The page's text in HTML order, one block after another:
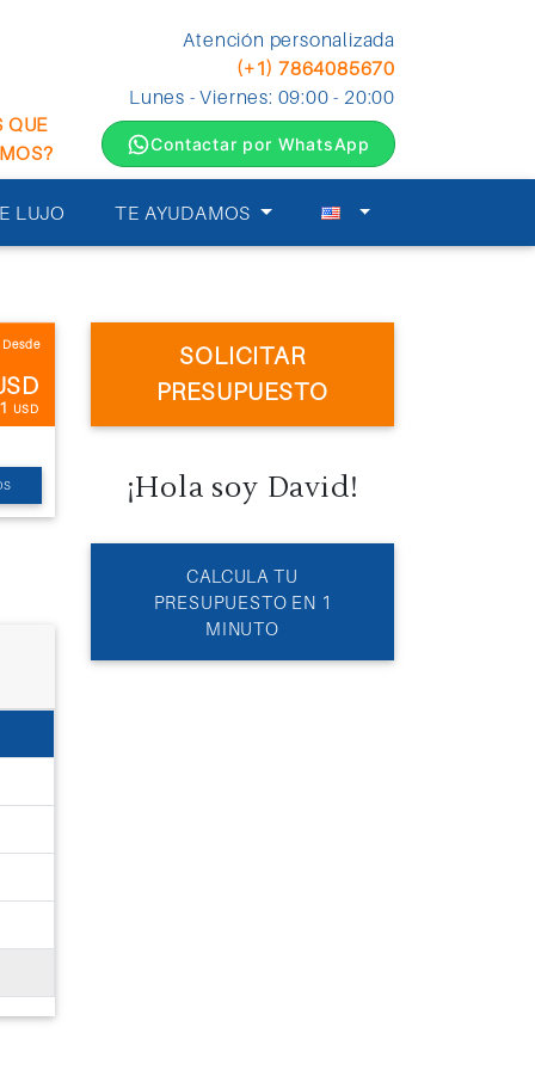
QUE
Atención personalizada
(+1) 7864085670
Lunes - Viernes: 09:00 - 20:00
Contactar por WhatsApp
LUJO TE AYUDAMOS
Desde
USD
SOLICITAR
PRESUPUESTO
¡Hola soy David!
CALCULA TU
PRESUPUESTO EN 1
MINUTO